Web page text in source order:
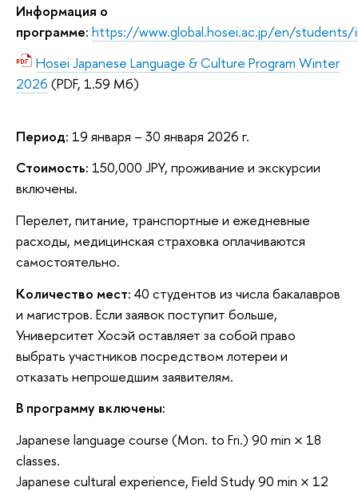
Информация о
программе: https://www.global.hosei.ac.jp/en/
Hosei Japanese Language & Culture Program Winter
2026 (PDF, 1.59 Мб)
Период: 19 января – 30 января 2026 г.
Стоимость: 150,000 JPY, проживание и экскурсии
включены.
Перелет, питание, транспортные и ежедневные
расходы, медицинская страховка оплачиваются
самостоятельно.
Количество мест: 40 студентов из числа бакалавров
и магистров. Если заявок поступит больше,
Университет Хосэй оставляет за собой право
выбрать участников посредством лотереи и
отказать непрошедшим заявителям.
В программу включены:
Japanese language course (Mon. to Fri.) 90 min × 18
classes.
Japanese cultural experience, Field Study 90 min × 12